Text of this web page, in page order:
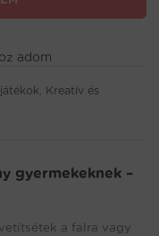
adom
, Kreatív és
gyermekeknek –
a falra vagy